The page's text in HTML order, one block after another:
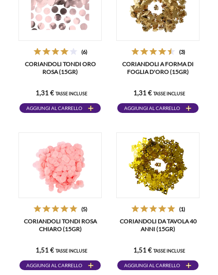
(6)
CORIANDOLI TONDI ORO
ROSA (15GR)
1,31 € TASSE INCLUSE
AGGIUNGI AL CARRELLO
(3)
CORIANDOLI A FORMA DI
FOGLIA D'ORO (15GR)
1,31 € TASSE INCLUSE
AGGIUNGI AL CARRELLO
(5)
CORIANDOLI TONDI ROSA
CHIARO (15GR)
1,51 € TASSE INCLUSE
AGGIUNGI AL CARRELLO
(1)
CORIANDOLI DA TAVOLA 40
ANNI (15GR)
1,51 € TASSE INCLUSE
AGGIUNGI AL CARRELLO